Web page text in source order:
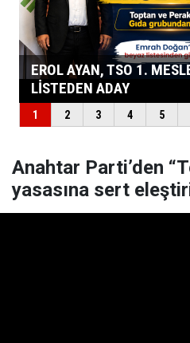
Anahtar Parti’den
yasasına sert